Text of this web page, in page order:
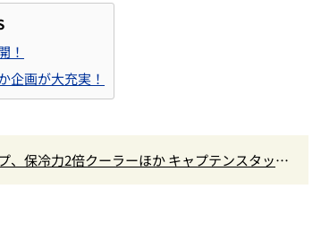
！
企画が大充実！
、保冷力2倍クーラーほか キャプテンスタッグ